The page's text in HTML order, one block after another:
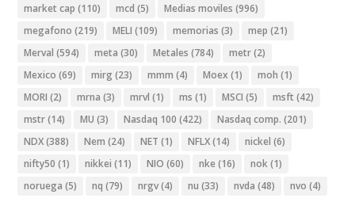
market cap (110) mcd (5) Medias moviles (996)
megafono (219) MELI (109) memorias (3) mep (21)
Merval (594) meta (30) Metales (784) metr(2)
Mexico (69) mirg (23) mmm (4) Moex (1) moh (1)
MORI (2) mrna (3) mrvl (1) ms (1) MSCI (5) msft (42)
mstr(14) MU (3) Nasdaq 100 (422) Nasdaq comp. (201)
NDX(388) Nem (24) NET (1) NFLX(14) nickel (6)
nifty50 (1) nikkei (11) NIO (60) nke (16) nok(1)
noruega (5) nq (79) nrgv(4) nu (33) nvda (48) nvo (4)